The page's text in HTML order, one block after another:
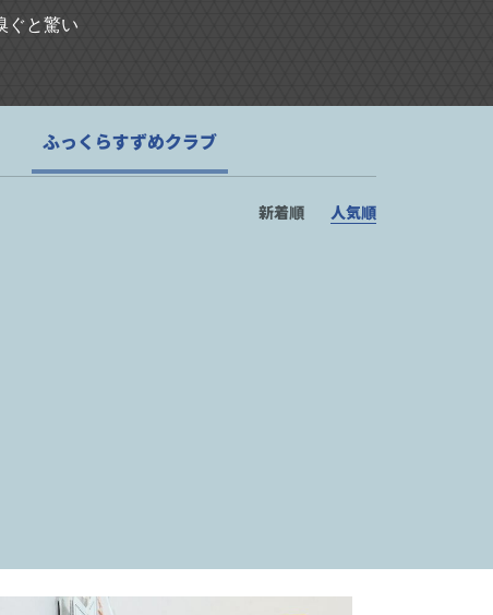
ぐと驚い
ふっくらすずめクラブ
新着順 人気順